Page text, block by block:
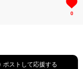
0
ポストして応援する